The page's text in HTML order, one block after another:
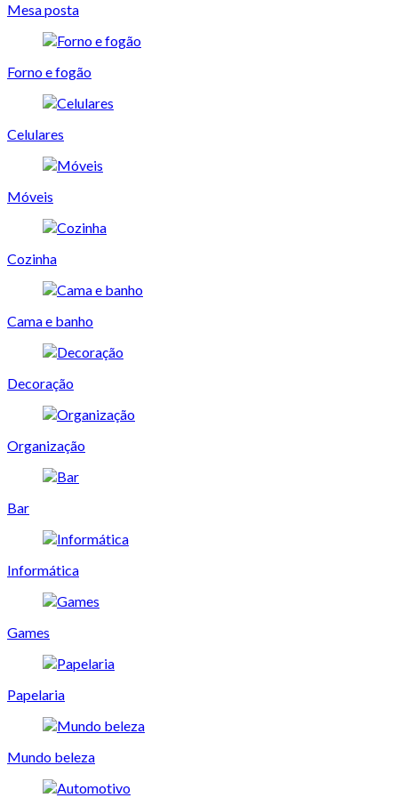
Mesa posta
Forno e fogão
Celulares
Móveis
Cozinha
Cama e banho
Decoração
Organização
Bar
Informática
Games
Papelaria
Mundo beleza